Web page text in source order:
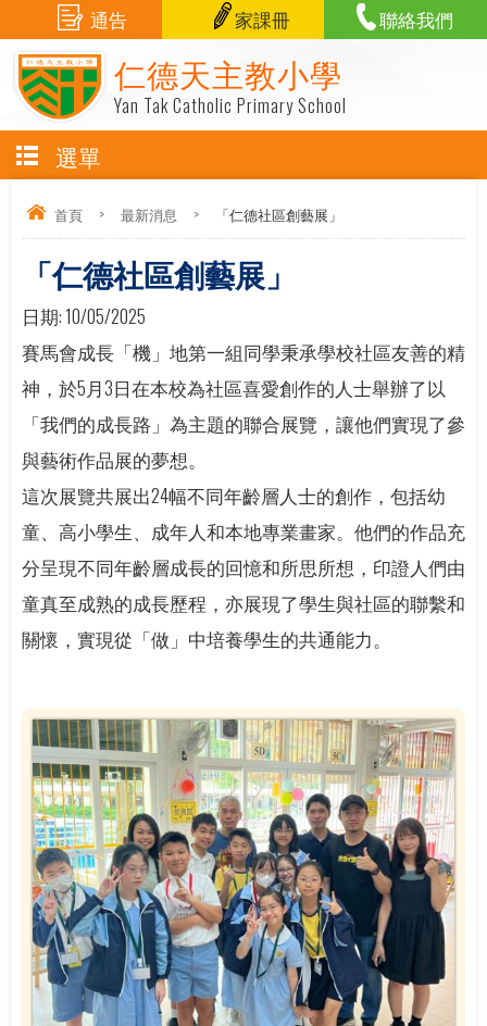
仁德天主教小學
Yan Tak Catholic Primary School
通告 家課冊 聯絡我們
選單
首頁 > 最新消息 > 「仁德社區創藝展」
「仁德社區創藝展」
日期:10/05/2025
賽馬會成長「機」地第一組同學秉承學校社區友善的精
神，於5月3日在本校為社區喜愛創作的人士舉辦了以
「我們的成長路」為主題的聯合展覽，讓他們實現了參
與藝術作品展的夢想。
這次展覽共展出24幅不同年齡層人士的創作，包括幼
童、高小學生、成年人和本地專業畫家。他們的作品充
分呈現不同年齡層成長的回憶和所思所想，印證人們由
童真至成熟的成長歷程，亦展現了學生與社區的聯繫和
關懷，實現從「做」中培養學生的共通能力。